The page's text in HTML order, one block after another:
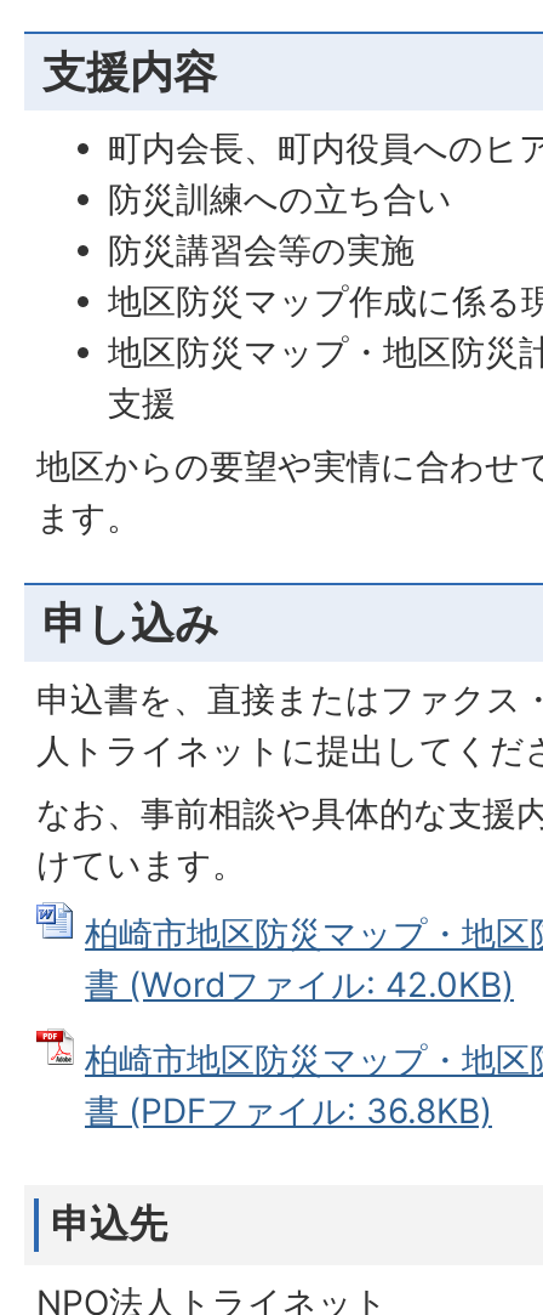
支援内容
町内会長、町内役員へのヒ
防災訓練への立ち合い
防災講習会等の実施
地区防災マップ作成に係る
地区防災マップ・地区防災
支援
地区からの要望や実情に合わせ
ます。
申し込み
申込書を、直接またはファクス
人トライネットに提出してくだ
なお、事前相談や具体的な支援
けています。
柏崎市地区防災マップ・地
書 (Wordファイル: 42.0KB)
柏崎市地区防災マップ・地
書 (PDFファイル: 36.8KB)
申込先
NPO法人トライネット